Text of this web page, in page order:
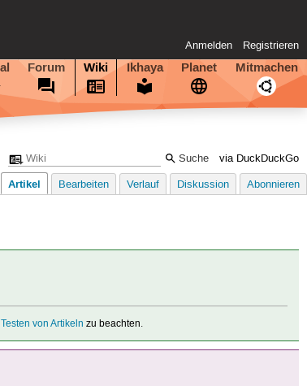
Anmelden Registrieren
Forum Wiki Ikhaya Planet Mitmachen
via DuckDuckGo
Artikel Bearbeiten Verlauf Diskussion Abonnieren
von Artikeln zu beachten.